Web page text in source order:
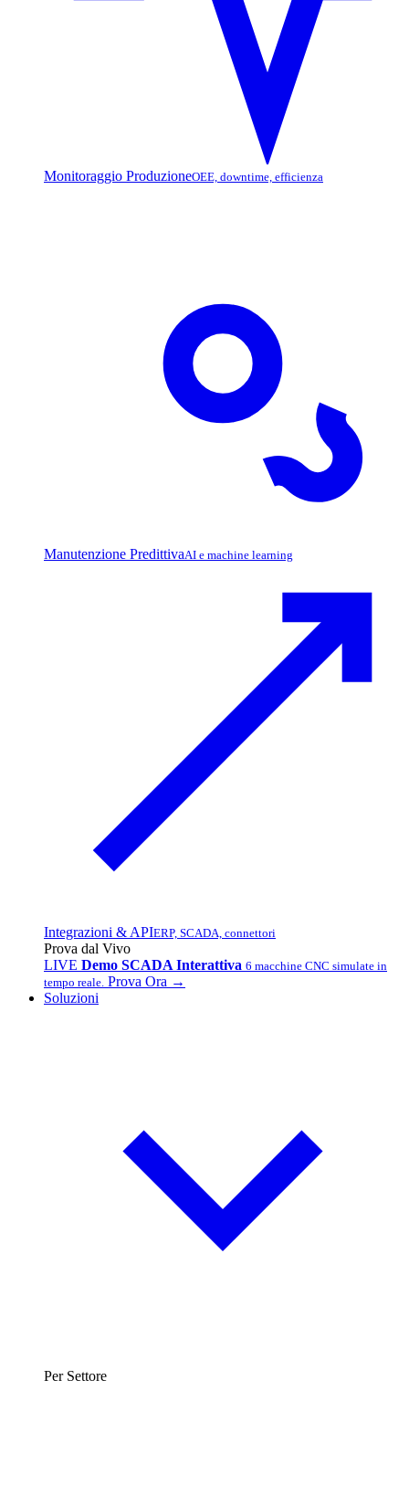
Monitoraggio ProduzioneOEE, downtime, efficienza
Manutenzione PredittivaAI e machine learning
Integrazioni & APIERP, SCADA, connettori
Prova dal Vivo
LIVE Demo SCADA Interattiva 6 macchine CNC simulate in
tempo reale. Prova Ora →
Soluzioni
Per Settore